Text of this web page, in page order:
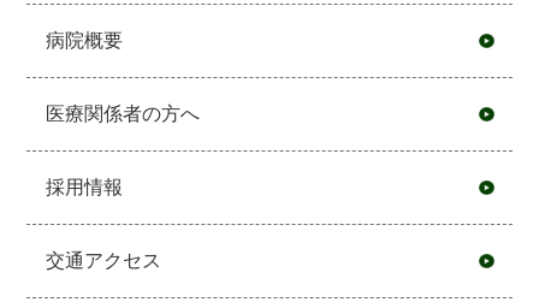
病院概要
医療関係者の方へ
採用情報
交通アクセス